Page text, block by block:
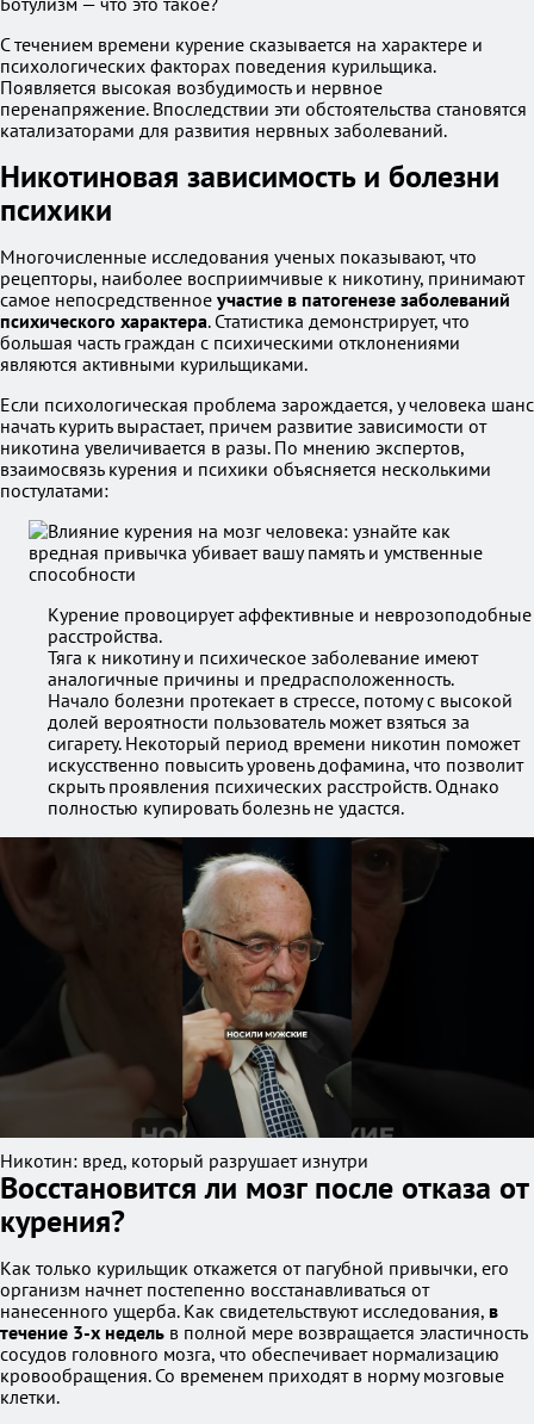
С течением времени курение сказывается на характере и
психологических факторах поведения курильщика.
Появляется высокая возбудимость и нервное
перенапряжение. Впоследствии эти обстоятельства становятся
катализаторами для развития нервных заболеваний.
Никотиновая зависимость и болезни
психики
Многочисленные исследования ученых показывают, что
рецепторы, наиболее восприимчивые к никотину, принимают
самое непосредственное участие в патогенезе заболеваний
психического характера. Статистика демонстрирует, что
большая часть граждан с психическими отклонениями
являются активными курильщиками.
Если психологическая проблема зарождается, у человека шанс
начать курить вырастает, причем развитие зависимости от
никотина увеличивается в разы. По мнению экспертов,
взаимосвязь курения и психики объясняется несколькими
постулатами:
Курение провоцирует аффективные и неврозоподобные
расстройства.
Тяга к никотину и психическое заболевание имеют
аналогичные причины и предрасположенность.
Начало болезни протекает в стрессе, потому с высокой
долей вероятности пользователь может взяться за
сигарету. Некоторый период времени никотин поможет
искусственно повысить уровень дофамина, что позволит
скрыть проявления психических расстройств. Однако
полностью купировать болезнь не удастся.
Никотин: вред, который разрушает изнутри
Восстановится ли мозг после отказа от
курения?
Как только курильщик откажется от пагубной привычки, его
организм начнет постепенно восстанавливаться от
нанесенного ущерба. Как свидетельствуют исследования, в
течение 3-х недель в полной мере возвращается эластичность
сосудов головного мозга, что обеспечивает нормализацию
кровообращения. Со временем приходят в норму мозговые
клетки.